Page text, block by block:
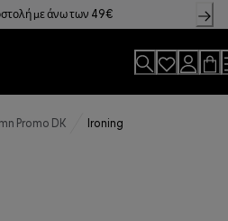
με άνω των 49€
Promo DK Ironing